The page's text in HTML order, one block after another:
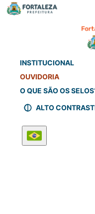
INSTITUCIONAL
OUVIDORIA
O QUE SÃO OS
ALTO